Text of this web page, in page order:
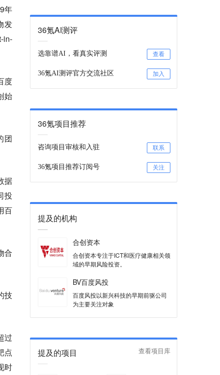
年
发
in-
度
始
团
据
投
百
合
技
过
点
时
36氪AI测评
选靠谱AI，看真实评测 查看
36氪AI测评官方交流社区 加入
36氪项目推荐
咨询项目审核和入驻 联系
36氪项目推荐订阅号 关注
提及的机构
合创资本
合创资本专注于ICT和医疗健康相关领
域的早期风险投资。
BV百度风投
百度风投以新兴科技的早期前驱公司
为主要关注对象
提及的项目 查看项目库